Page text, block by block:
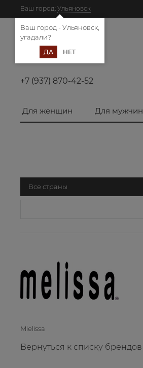
Ваш город: Ульяновск
+7 (937) 870-42-52
Для женщин Для мужчин
Mielissa
Вернуться к списку брендов
Ваш город - Ульяновск,
угадали?
ДА НЕТ